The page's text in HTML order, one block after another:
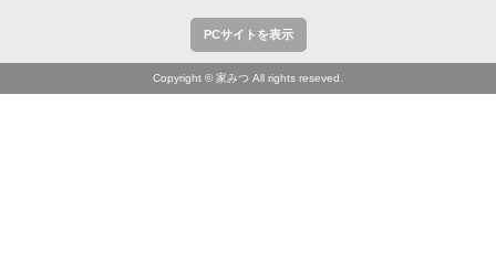
PCサイトを表示
Copyright © 家みつ All rights reseved.